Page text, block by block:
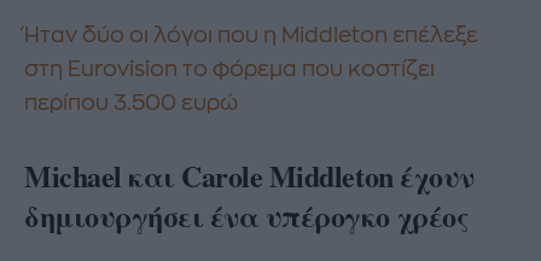
Ήταν δύο οι λόγοι που η Middleton επέλεξε
στη Eurovision το φόρεμα που κοστίζει
περίπου 3.500 ευρώ
Michael και Carole Middleton έχουν
δημιουργήσει ένα υπέρογκο χρέος